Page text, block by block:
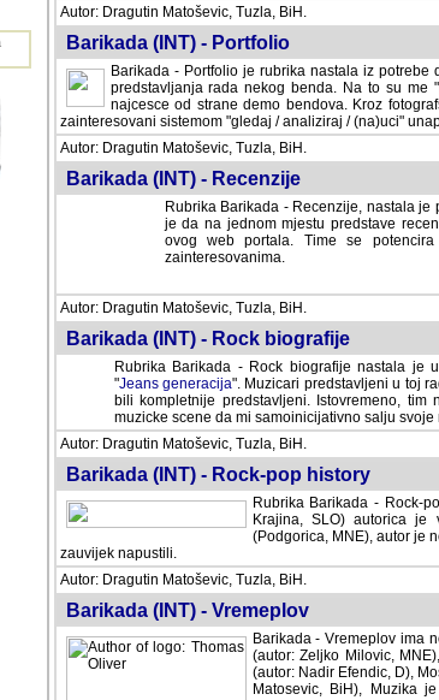
Autor: Dragutin Matoševic, Tuzla, BiH.
Barikada (INT) - Portfolio
Barikada - Portfolio je rubrika nastala iz
predstavljanja rada nekog benda. Na to su me
najcesce od strane demo bendova. Kroz
zainteresovani sistemom "gledaj / analiziraj / (na)uci"
Autor: Dragutin Matoševic, Tuzla, BiH.
Barikada (INT) - Recenzije
Rubrika Barikada - Recenzije, nastala
je da na jednom mjestu predstave
ovog web portala. Time se
zainteresovanima.
Autor: Dragutin Matoševic, Tuzla, BiH.
Barikada (INT) - Rock biografije
Rubrika Barikada - Rock biografije nastala je
"Jeans generacija". Muzicari predstavljeni u toj
bili kompletnije predstavljeni. Istovremeno,
muzicke scene da mi samoinicijativno salju svoje
Autor: Dragutin Matoševic, Tuzla, BiH.
Barikada (INT) - Rock-pop history
Rubrika Barikada - Rock-
Krajina, SLO) autorica je
(Podgorica, MNE), autor je
zauvijek napustili.
Autor: Dragutin Matoševic, Tuzla, BiH.
Barikada (INT) - Vremeplov
Barikada - Vremeplov ima
(autor: Zeljko Milovic,
(autor: Nadir Efendic, D),
Matosevic, BiH), Muzika